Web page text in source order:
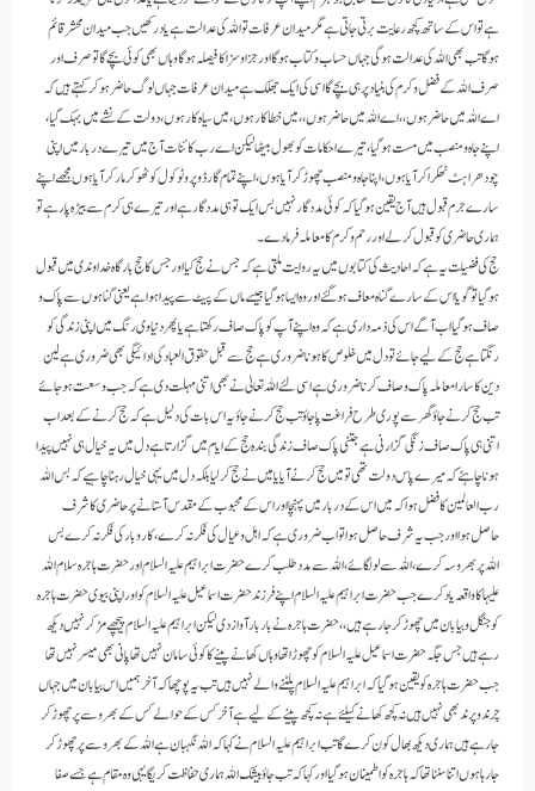
ہے تو اس کے ساتھ کچھ رعایت برتی جاتی ہے مگر میدان عرفات تو اللہ کی عدالت ہے یاد رکھیں جب میدان محشر قائم
ہوگا تب بھی اللہ کی عدالت ہوگی جہاں حساب وکتاب ہوگا اور جزا و سزا کا فیصلہ ہوگا وہاں بھی کوئی بچے گا تو صرف اور
صرف اللہ کے فضل و کرم کی بنیاد پر ہی بچے گا اسی کی ایک جھلک ہے میدان عرفات جہاں لوگ حاضر ہوکر کہتے ہیں کہ
اے اللہ میں حاضر ہوں،، اے اللہ میں حاضر ہوں،، میں خطاکار ہوں، میں سیاہ کار ہوں، دولت کے نشے میں بہک گیا،
اپنے جاہ و منصب میں مست ہوگیا، تیرے احکامات کو بھول بیٹھا لیکن اے رب کائنات آج میں تیرے دربار میں اپنی
چودھراہٹ ٹھکراکر آیا ہوں، اپنا جاہ و منصب چھوڑکر آیا ہوں، اپنے تمام گارڈ و پروٹوکول کو ٹھوکر مارکر آیا ہوں مجھے اپنے
سارے جرم قبول ہیں آج یقین ہوگیا کہ کوئی مددگار نہیں بس ایک تو ہی مددگار ہے اور تیرے ہی کرم سے بیڑہ پار ہے تو
ہماری حاضری کو قبول کرلے اور رحم و کرم کا معاملہ فرمادے۔
حج کی فضیلت یہ ہے کہ احادیث کی کتابوں میں یہ روایت ملتی ہے کہ جس نے حج کیا اور جس کا حج بارگاہ خداوندی میں قبول
ہوگیا تو گویا اس کے سارے گناہ معاف ہوگئے اور وہ ایسا ہوگیا جیسے ماں کے پیٹ سے پیدا ہوا ہے یعنی گناہوں سے پاک و
صاف ہوگیا اب آگے اس کی ذمہ داری ہے کہ وہ اپنے آپ کو پاک صاف رکھتا ہے یا پھر دنیاوی رنگ میں اپنی زندگی کو
رنگتا ہے حج کے لیے جائے تو دل میں خلوص کا ہونا ضروری ہے حج سے قبل حقوق العباد کی ادائیگی بھی ضروری ہے لین
دین کا سارا معاملہ پاک وصاف کرنا ضروری ہے اسی لئے اللہ تعالیٰ نے بھی اتنی مہلت دی ہے کہ جب وسعت ہوجائے
تب حج کرنے جاؤ گھر سے پوری طرح فراغت پاجاؤ تب حج کرنے جاؤ یہ اس بات کی دلیل ہے کہ حج کرنے کے بعد اب
اتنی ہی پاک صاف زنگی گزارنی ہے جتنی پاک صاف زندگی بندہ حج کے ایام میں گزارتا ہے دل میں یہ خیال ہی نہیں پیدا
ہونا چاہئے کہ میرے پاس دولت تھی تو میں حج کرنے آیا یا میں نے حج کرلیا بلکہ دل میں یہی خیال رہنا چاہیے کہ بس اللہ
رب العالمین کا فضل ہوا کہ میں اس کے دربار میں پہنچا اور اس کے محبوب کے مقدس آستانے پر حاضری کا شرف
حاصل ہوا اور جب یہ شرف حاصل ہوا تو اب ضروری ہے کہ اہل وعیال کی فکر نہ کرے، کاروبار کی فکر نہ کرے بس
اللہ پر بھروسہ کرے، اللہ سے لولگائے، اللہ سے مدد طلب کرے حضرت ابراہیم علیہ السلام اور حضرت ہاجرہ سلام اللہ
علیہا کا واقعہ یاد کرے جب حضرت ابراہیم علیہ السلام اپنے فرزند حضرت اسماعیل علیہ السلام کو اور اپنی بیوی حضرت ہاجرہ
کو جنگل و بیابان میں چھوڑ کر جارہے ہیں،، حضرت ہاجرہ نے بار بار آواز دی لیکن ابراہیم علیہ السلام پیچھے مڑ کر نہیں دیکھ
رہے ہیں جس جگہ حضرت اسماعیل علیہ السلام کو چھوڑا تھا وہاں کھانے پینے کا کوئی سامان نہیں تھا پانی بھی میسر نہیں تھا
جب حضرت ہاجرہ کو یقین ہوگیا کہ ابراہیم علیہ السلام پلٹنے والے نہیں ہیں تب یہ پوچھا کہ آخر ہمیں اس بیابان میں جہاں
چرند و پرند بھی نہیں ہیں نہ کچھ کھانے کیلئے ہے نہ کچھ پینے کے لیے ہے آخر کس کے حوالے کس کے بھروسے پر چھوڑ کر
جارہے ہیں ہماری دیکھ بھال کون کرے گا تب ابراہیم علیہ السلام نے کہا کہ اللہ نگہبان ہے اللہ کے بھروسے پر چھوڑ کر
جارہا ہوں اتنا سننا تھا کہ ہاجرہ کو اطمینان ہوگیا اور کہا کہ تب جاؤ بیشک اللہ ہماری حفاظت کریگا یہی وہ مقام ہے جسے صفا